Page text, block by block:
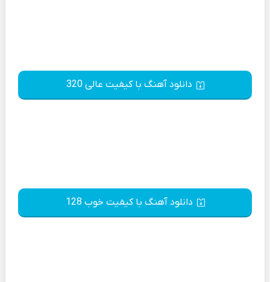
دانلود آهنگ با کیفیت عالی 320
دانلود آهنگ با کیفیت خوب 128